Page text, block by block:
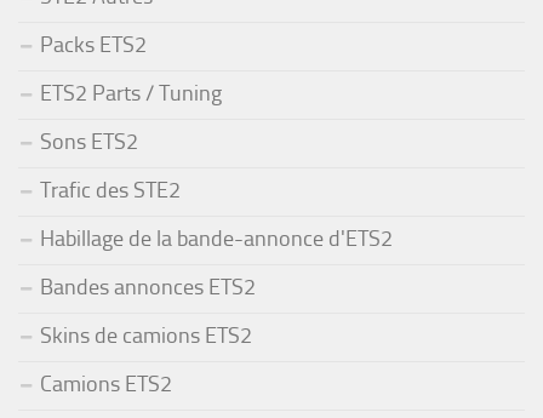
Packs ETS2
ETS2 Parts / Tuning
Sons ETS2
Trafic des STE2
Habillage de la bande-annonce d'ETS2
Bandes annonces ETS2
Skins de camions ETS2
Camions ETS2